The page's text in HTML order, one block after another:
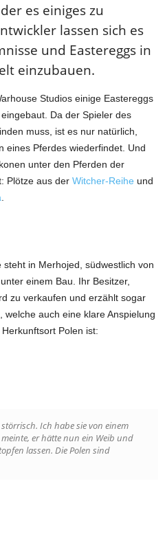
es einiges zu
lassen sich es
und Eastereggs in
einzubauen.
Studios einige Eastereggs
Da der Spieler des
muss, ist es nur natürlich,
eines Pferdes wiederfindet. Und
unter den Pferden der
Plötze aus der Witcher-Reihe und
in Merhojed, südwestlich von
einem Bau. Ihr Besitzer,
zu verkaufen und erzählt sogar
auch eine klare Anspielung
Polen ist:
Ich habe sie von einem
er hätte nun ein Weib und
lassen. Die Polen sind